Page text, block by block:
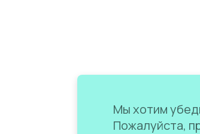
Мы хотим
Пожалуйста,